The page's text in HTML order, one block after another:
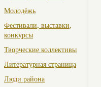
Молодёжь
Фестивали, выставки,
конкурсы
Творческие коллективы
Литературная страница
Люди района